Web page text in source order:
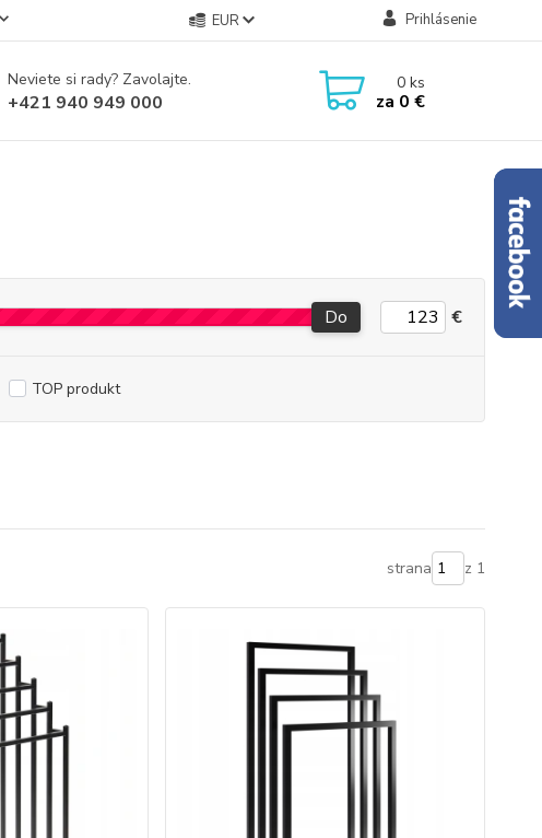
EUR Prihlásenie
Neviete si rady? Zavolajte.
+421 940 949 000
0ks
za 0 €
Do €
TOP produkt
strana z 1